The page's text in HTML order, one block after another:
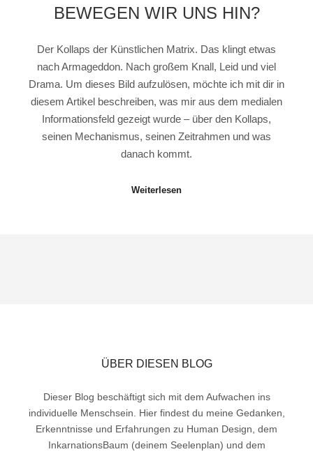
BEWEGEN WIR UNS HIN?
Der Kollaps der Künstlichen Matrix. Das klingt etwas
nach Armageddon. Nach großem Knall, Leid und viel
Drama. Um dieses Bild aufzulösen, möchte ich mit dir in
diesem Artikel beschreiben, was mir aus dem medialen
Informationsfeld gezeigt wurde – über den Kollaps,
seinen Mechanismus, seinen Zeitrahmen und was
danach kommt.
Weiterlesen
ÜBER DIESEN BLOG
Dieser Blog beschäftigt sich mit dem Aufwachen ins
individuelle Menschsein. Hier findest du meine Gedanken,
Erkenntnisse und Erfahrungen zu Human Design, dem
InkarnationsBaum (deinem Seelenplan) und dem